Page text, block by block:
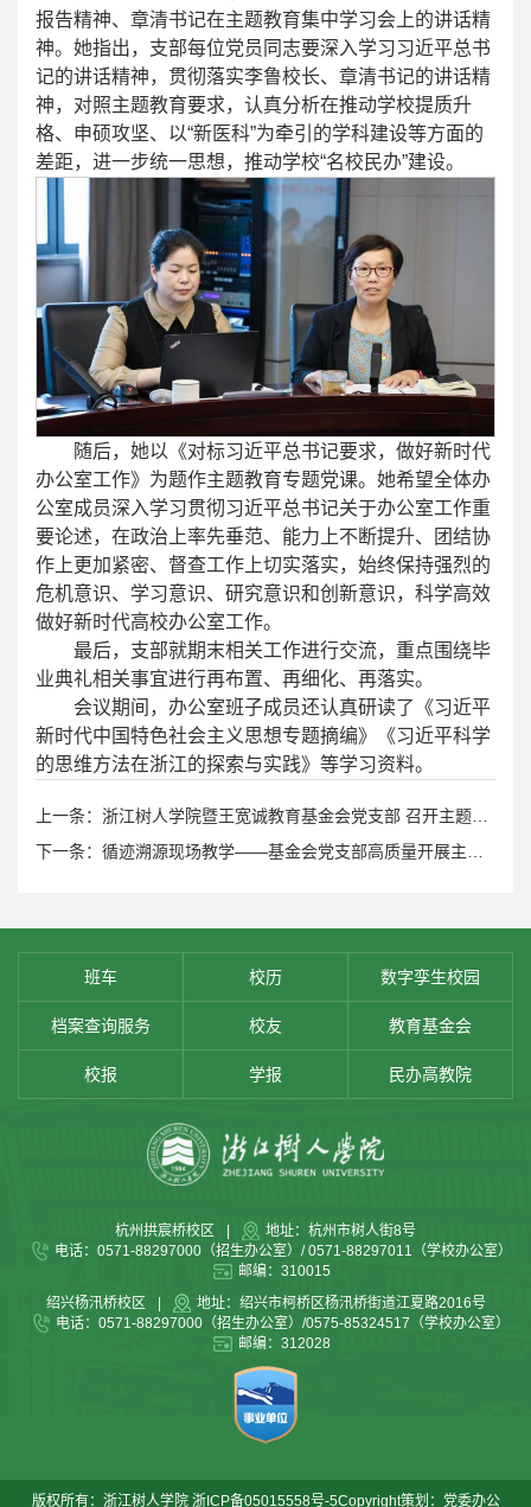
报告精神、章清书记在主题教育集中学习会上的讲话精
神。她指出，支部每位党员同志要深入学习习近平总书
记的讲话精神，贯彻落实李鲁校长、章清书记的讲话精
神，对照主题教育要求，认真分析在推动学校提质升
格、申硕攻坚、以“新医科”为牵引的学科建设等方面的
差距，进一步统一思想，推动学校“名校民办”建设。
随后，她以《对标习近平总书记要求，做好新时代
办公室工作》为题作主题教育专题党课。她希望全体办
公室成员深入学习贯彻习近平总书记关于办公室工作重
要论述，在政治上率先垂范、能力上不断提升、团结协
作上更加紧密、督查工作上切实落实，始终保持强烈的
危机意识、学习意识、研究意识和创新意识，科学高效
做好新时代高校办公室工作。
最后，支部就期末相关工作进行交流，重点围绕毕
业典礼相关事宜进行再布置、再细化、再落实。
会议期间，办公室班子成员还认真研读了《习近平
新时代中国特色社会主义思想专题摘编》《习近平科学
的思维方法在浙江的探索与实践》等学习资料。
班车 校历 数字孪生校园
档案查询服务 校友 教育基金会
校报 学报 民办高教院
杭州拱宸桥校区 |
地址：杭州市树人街8号
电话：0571-88297000（招生办公室）/ 0571-88297011（学校办公室）
邮编：310015
绍兴杨汛桥校区
|
地址：绍兴市柯桥区杨汛桥街道江夏路2016号
电话：0571-88297000（招生办公室）/0575-85324517（学校办公室）
邮编：312028
版权所有：浙江树人学院 浙ICP备05015558号-5Copyright策划：党委办公